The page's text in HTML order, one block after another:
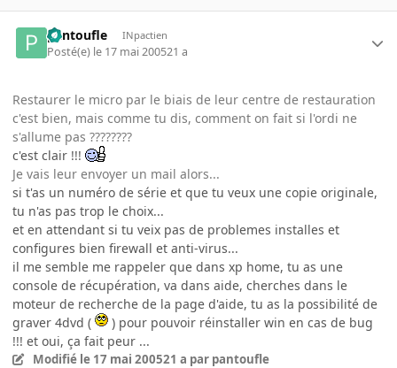
pantoufle INpactien
Posté(e) le 17 mai 200521 a
Restaurer le micro par le biais de leur centre de restauration
c'est bien, mais comme tu dis, comment on fait si l'ordi ne
s'allume pas ????????
c'est clair !!!
Je vais leur envoyer un mail alors...
si t'as un numéro de série et que tu veux une copie originale,
tu n'as pas trop le choix...
et en attendant si tu veix pas de problemes installes et
configures bien firewall et anti-virus...
il me semble me rappeler que dans xp home, tu as une
console de récupération, va dans aide, cherches dans le
moteur de recherche de la page d'aide, tu as la possibilité de
graver 4dvd (
) pour pouvoir réinstaller win en cas de bug
!!! et oui, ça fait peur ...
Modifié le 17 mai 200521 a par pantoufle